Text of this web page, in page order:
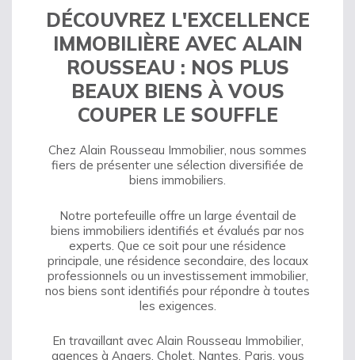
DÉCOUVREZ L'EXCELLENCE
IMMOBILIÈRE AVEC ALAIN
ROUSSEAU : NOS PLUS
BEAUX BIENS À VOUS
COUPER LE SOUFFLE
Chez Alain Rousseau Immobilier, nous sommes
fiers de présenter une sélection diversifiée de
biens immobiliers.
Notre portefeuille offre un large éventail de
biens immobiliers identifiés et évalués par nos
experts. Que ce soit pour une résidence
principale, une résidence secondaire, des locaux
professionnels ou un investissement immobilier,
nos biens sont identifiés pour répondre à toutes
les exigences.
En travaillant avec Alain Rousseau Immobilier,
agences à Angers, Cholet, Nantes, Paris, vous